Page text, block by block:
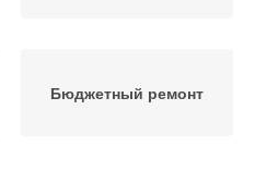
Бюджетный ремонт